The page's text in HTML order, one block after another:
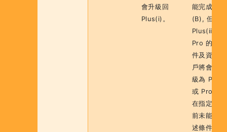
會升級回
Plus(i)。
能完成此
(B), 但提
Plus(ii) 或
Pro 的證
件及資料
戶將會從
級為
或 Pro。
在指定日
前未能滿
述條件（B